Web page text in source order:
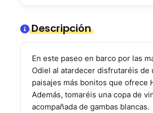
Descripción
En este paseo en barco por las
Odiel al atardecer disfrutaréis de
paisajes más bonitos que ofrece
Además, tomaréis una copa de
acompañada de gambas blancas.